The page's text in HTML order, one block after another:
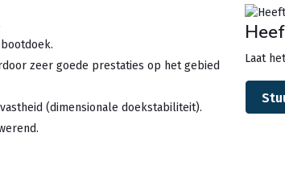
zeer goede prestaties op het gebied
(dimensionale doekstabiliteit).
Laat